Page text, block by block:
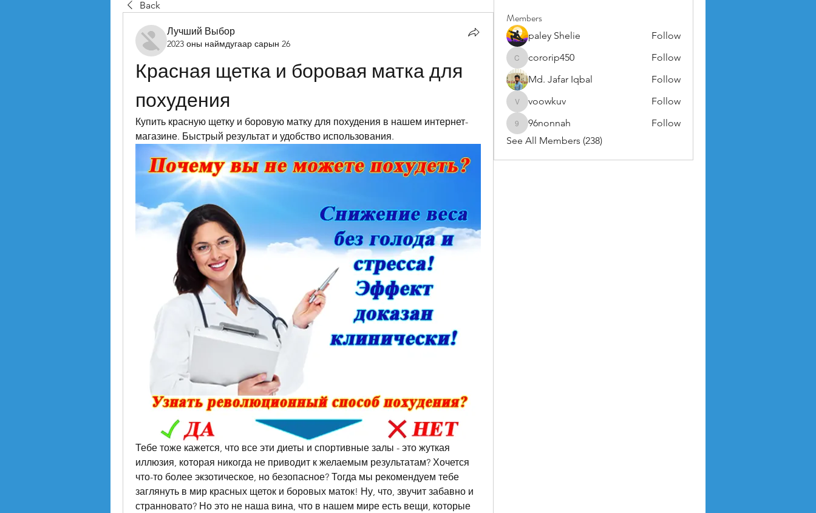
Back
Лучший Выбор
2023 оны наймдугаар сарын 26
Красная щетка и боровая матка для
похудения
Купить красную щетку и боровую матку для похудения в нашем интернет-
магазине. Быстрый результат и удобство использования.
Тебе тоже кажется, что все эти диеты и спортивные залы - это жуткая
иллюзия, которая никогда не приводит к желаемым результатам? Хочется
что-то более экзотическое, но безопасное? Тогда мы рекомендуем тебе
заглянуть в мир красных щеток и боровых маток! Ну, что, звучит забавно и
странновато? Но это не наша вина, что в нашем мире есть вещи, которые
Members
paley Shelie Follow
cororip450
cororip450
Follow
Md. Jafar Iqbal
Follow
voowkuv
voowkuv Follow
96nonnah
96nonnah
Follow
See All Members (238)